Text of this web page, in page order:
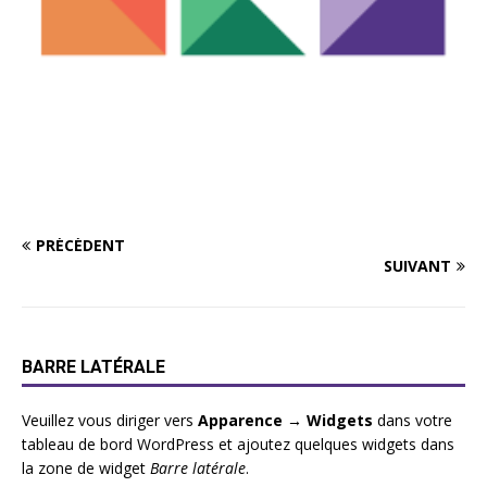
PRÉCÉDENT
SUIVANT
BARRE LATÉRALE
Veuillez vous diriger vers Apparence → Widgets dans votre
tableau de bord WordPress et ajoutez quelques widgets dans
la zone de widget Barre latérale.